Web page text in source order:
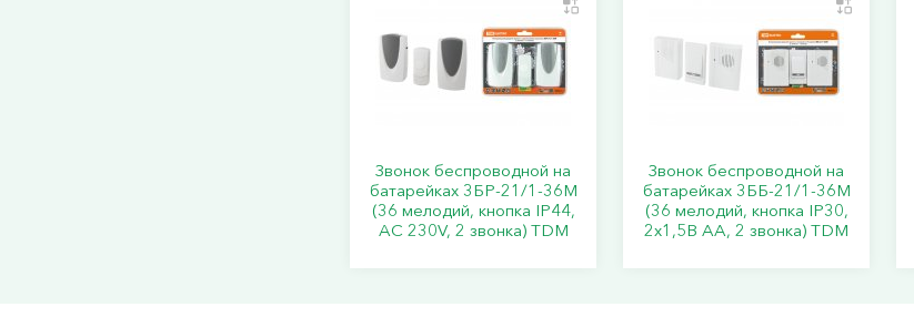
Звонок беспроводной на
батарейках 3БР-21/1-36М
(36 мелодий, кнопка IP44,
AC 230V, 2 звонка) TDM
Звонок беспроводной на
батарейках 3ББ-21/1-36М
(36 мелодий, кнопка IP30,
2х1,5В АА, 2 звонка) TDM